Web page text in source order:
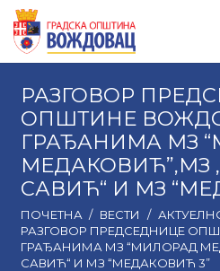
РАЗГОВОР
ОПШТИНЕ
ГРАЂАНИМА МЗ
МЕДАКОВИЋ”,МЗ
САВИЋ“ И МЗ
ПОЧЕТНА / ВЕСТИ /
РАЗГОВОР ПРЕДСЕДНИЦЕ
ГРАЂАНИМА МЗ “МИЛОРАД
САВИЋ“ И МЗ “МЕДАКОВИЋ 3”